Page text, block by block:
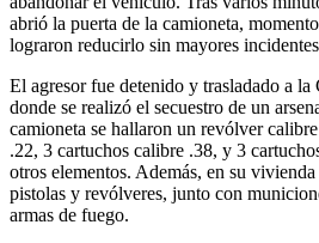
abrió la puerta de la camioneta,
lograron reducirlo sin mayores
El agresor fue detenido y trasladado a la
donde se realizó el secuestro de un
camioneta se hallaron un revólver
.22, 3 cartuchos calibre .38, y 3
otros elementos. Además, en su
pistolas y revólveres, junto con
armas de fuego.